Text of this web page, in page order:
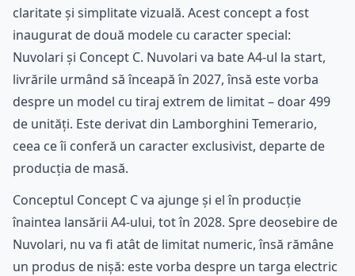
claritate și simplitate vizuală. Acest concept a fost
inaugurat de două modele cu caracter special:
Nuvolari și Concept C. Nuvolari va bate A4-ul la start,
livrările urmând să înceapă în 2027, însă este vorba
despre un model cu tiraj extrem de limitat – doar 499
de unități. Este derivat din Lamborghini Temerario,
ceea ce îi conferă un caracter exclusivist, departe de
producția de masă.
Conceptul Concept C va ajunge și el în producție
înaintea lansării A4-ului, tot în 2028. Spre deosebire de
Nuvolari, nu va fi atât de limitat numeric, însă rămâne
un produs de nișă: este vorba despre un targa electric